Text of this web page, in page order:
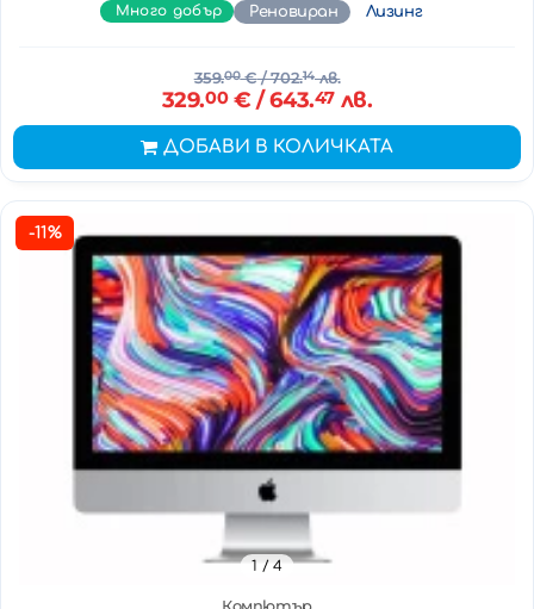
Много добър Реновиран Лизинг
359.00€/ 702.14лв.
329.00€ / 643.47лв.
ДОБАВИ В КОЛИЧКАТА
-11%
1 / 4